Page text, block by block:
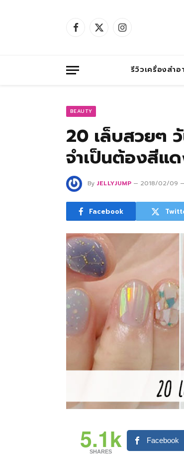
Facebook
X
Instagram
รีวิวเครื่องสำอ
BEAUTY
20 เล็บสวยๆ
จำเป็นต้องสีแ
By JELLYJUMP 2018/02/09
Facebook
5.1k
SHARES
Facebook